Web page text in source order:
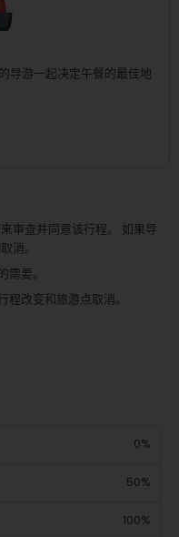
导游一起决定午餐的最佳地
审查并同意该行程。 如果导
消。
要。
改变和旅游点取消。
0%
50%
100%